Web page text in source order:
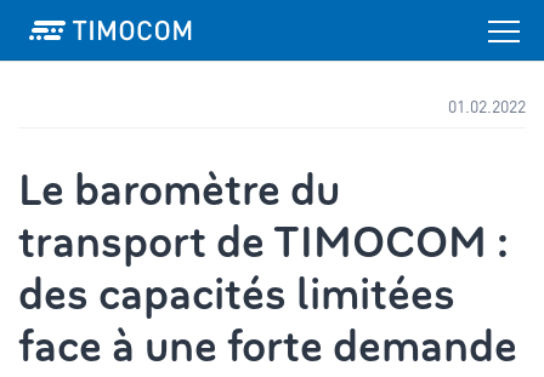
01.02.2022
Le baromètre du
transport de TIMOCOM :
des capacités limitées
face à une forte demande